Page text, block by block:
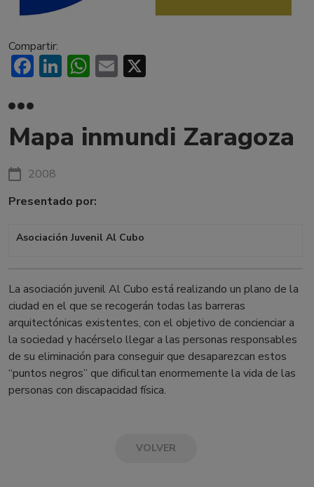
Compartir:
Facebook
LinkedIn
WhatsApp
Email
Mapa inmundi Zaragoza
2008
Presentado por:
Asociación Juvenil Al Cubo
La asociación juvenil Al Cubo está realizando un plano de la
ciudad en el que se recogerán todas las barreras
arquitectónicas existentes, con el objetivo de concienciar a
la sociedad y hacérselo llegar a las personas responsables
de su eliminación para conseguir que desaparezcan estos
“puntos negros” que dificultan enormemente la vida de las
personas con discapacidad física.
VOLVER